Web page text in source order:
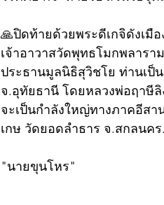
🙏ปิดท้ายด้วยพระดีเกจิดังเ
เจ้าอาวาสวัดพุทธโมกพลาร
ประธานมูลนิธิสุวิชโย ท่านเป็
จ.อุทัยธานี โดยหลวงพ่อฤาษี
จะเป็นกำลังใหญ่ทางภาคอีส
เกษ วัดยอดลำธาร จ.สกลนค
"นายขุนโหร"